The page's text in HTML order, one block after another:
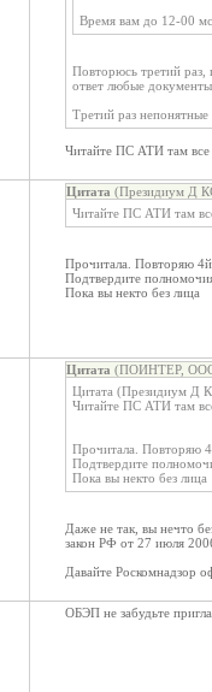
Время вам до 12-00
Повторюсь третий
ответ любые
Третий раз
Читайте ПС АТИ там все
Цитата (Президиум Д
Читайте ПС АТИ там
Прочитала. Повторяю 4й
Подтвердите
Пока вы некто без лица
Цитата (ПОИНТЕР, ООО
Цитата (Президиум Д
Читайте ПС АТИ там
Прочитала. Повторяю
Подтвердите
Пока вы некто без лица
Даже не так, вы нечто
закон РФ от 27 июля
Давайте Роскомнадзор
ОБЭП не забудьте